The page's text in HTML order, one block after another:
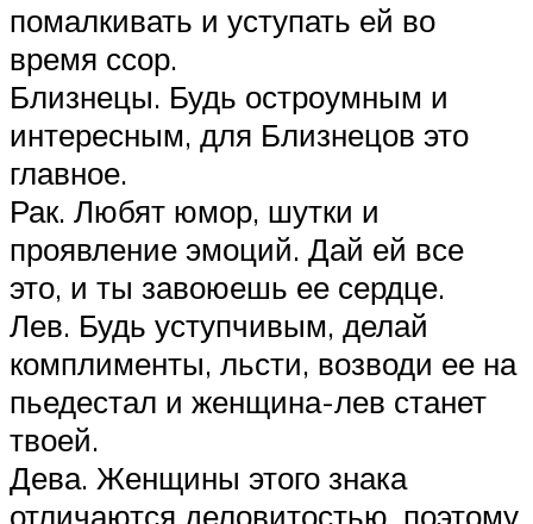
помалкивать и уступать ей во
время ссор.
Близнецы. Будь остроумным и
интересным, для Близнецов это
главное.
Рак. Любят юмор, шутки и
проявление эмоций. Дай ей все
это, и ты завоюешь ее сердце.
Лев. Будь уступчивым, делай
комплименты, льсти, возводи ее на
пьедестал и женщина-лев станет
твоей.
Дева. Женщины этого знака
отличаются деловитостью, поэтому